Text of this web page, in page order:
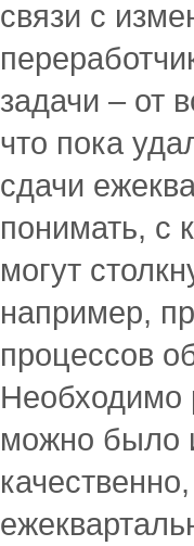
связи с
задачи – от
что пока
сдачи
понимать, с
могут
например,
процессов
Необходимо
можно было